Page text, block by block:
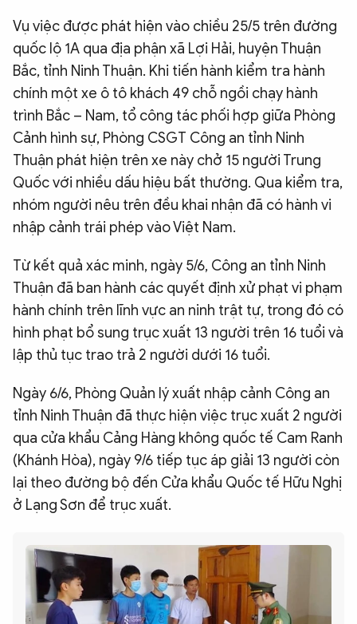
Vụ việc được phát hiện vào chiều 25/5 trên đường
quốc lộ 1A qua địa phận xã Lợi Hải, huyện Thuận
Bắc, tỉnh Ninh Thuận. Khi tiến hành kiểm tra hành
chính một xe ô tô khách 49 chỗ ngồi chạy hành
trình Bắc – Nam, tổ công tác phối hợp giữa Phòng
Cảnh hình sự, Phòng CSGT Công an tỉnh Ninh
Thuận phát hiện trên xe này chở 15 người Trung
Quốc với nhiều dấu hiệu bất thường. Qua kiểm tra,
nhóm người nêu trên đều khai nhận đã có hành vi
nhập cảnh trái phép vào Việt Nam.
Từ kết quả xác minh, ngày 5/6, Công an tỉnh Ninh
Thuận đã ban hành các quyết định xử phạt vi phạm
hành chính trên lĩnh vực an ninh trật tự, trong đó có
hình phạt bổ sung trục xuất 13 người trên 16 tuổi và
lập thủ tục trao trả 2 người dưới 16 tuổi.
Ngày 6/6, Phòng Quản lý xuất nhập cảnh Công an
tỉnh Ninh Thuận đã thực hiện việc trục xuất 2 người
qua cửa khẩu Cảng Hàng không quốc tế Cam Ranh
(Khánh Hòa), ngày 9/6 tiếp tục áp giải 13 người còn
lại theo đường bộ đến Cửa khẩu Quốc tế Hữu Nghị
ở Lạng Sơn để trục xuất.